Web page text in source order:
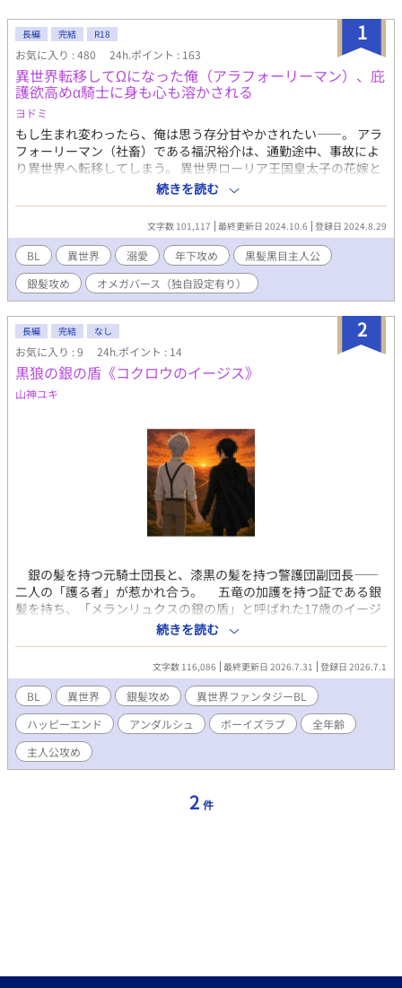
1
長編 完結 R18
お気に入り : 480 24h.ポイント : 163
異世界転移してΩになった俺（アラフォーリーマン）、庇
護欲高めα騎士に身も心も溶かされる
ヨドミ
もし生まれ変わったら、俺は思う存分甘やかされたい――。 アラ
フォーリーマン（社畜）である福沢裕介は、通勤途中、事故によ
り異世界へ転移してしまう。 異世界ローリア王国皇太子の花嫁と
して召喚されたが、転移して早々、【災厄のΩ】と告げられ殺さ
れそうになる。 【災厄のΩ】、それは複数のαを番にすることがで
きるΩのことだった――。 αがハーレムを築くのが常識とされる異
世界では、【災厄のΩ】は忌むべき存在。 負の烙印を押された裕
介は、間一髪、銀髪のα騎士ジェイドに助けられ、彼の庇護のも
と、騎士団施設で居候することに。 「αがΩを守るのは当然だ」と
ジェイドは裕介の世話を焼くようになって――。 庇護欲高め騎士
（α）と甘やかされたいけどプライドが邪魔をして素直になれない
中年リーマン（Ω）のすれ違いラブファンタジー。 ※Rシーンには
♡マークをつけます。
続きを読む
文字数 101,117 最終更新日 2024.10.6 登録日 2024.8.29
BL 異世界 溺愛 年下攻め
黒髪黒目主人公
銀髪攻め
オメガバース（独自設定有り）
2
長編 完結 なし
お気に入り : 9 24h.ポイント : 14
黒狼の銀の盾《コクロウのイージス》
山神ユキ
銀の髪を持つ元騎士団長と、漆黒の髪を持つ警護団副団長――
二人の「護る者」が惹かれ合う。 五竜の加護を持つ証である銀
髪を持ち、「メランリュクスの銀の盾」と呼ばれた17歳のイージ
スは、第2王子でありながら、西の大陸、メランリュクス王国騎士
団長として、護るべき祖国のために生きてきた。 冬のある日。
東の大陸から持ち込まれた違法魔法薬により、竜たちが暴走し、
祖国は一夜にして滅ぶ。従兄のオルニスが己の加護と引き換え
に、イージスを東の大陸に逃がすが、オルニスの「お前がいれば
大丈夫だ」という最期の言葉は、イージスの心を縛る呪いの言葉
となる。 10年後。自分のかつての銀髪は失われ、茶色に変わっ
た髪は、竜の加護も失ったかのように思われた。イージス＝アル
ギュロスと名を変え、運び屋として東の大陸で生きている。「護
なイージスが、漆黒の髪を持つ一人の美しい男と出会う。男の名
は、クロエ＝ファルカス。都市の警護団「黒の団」の副団長。
続きを読む
文字数 116,086 最終更新日 2026.7.31 登録日 2026.7.1
BL 異世界 銀髪攻め
異世界ファンタジーBL
ハッピーエンド
アンダルシュ ボーイズラブ
全年齢
主人公攻め
2 件